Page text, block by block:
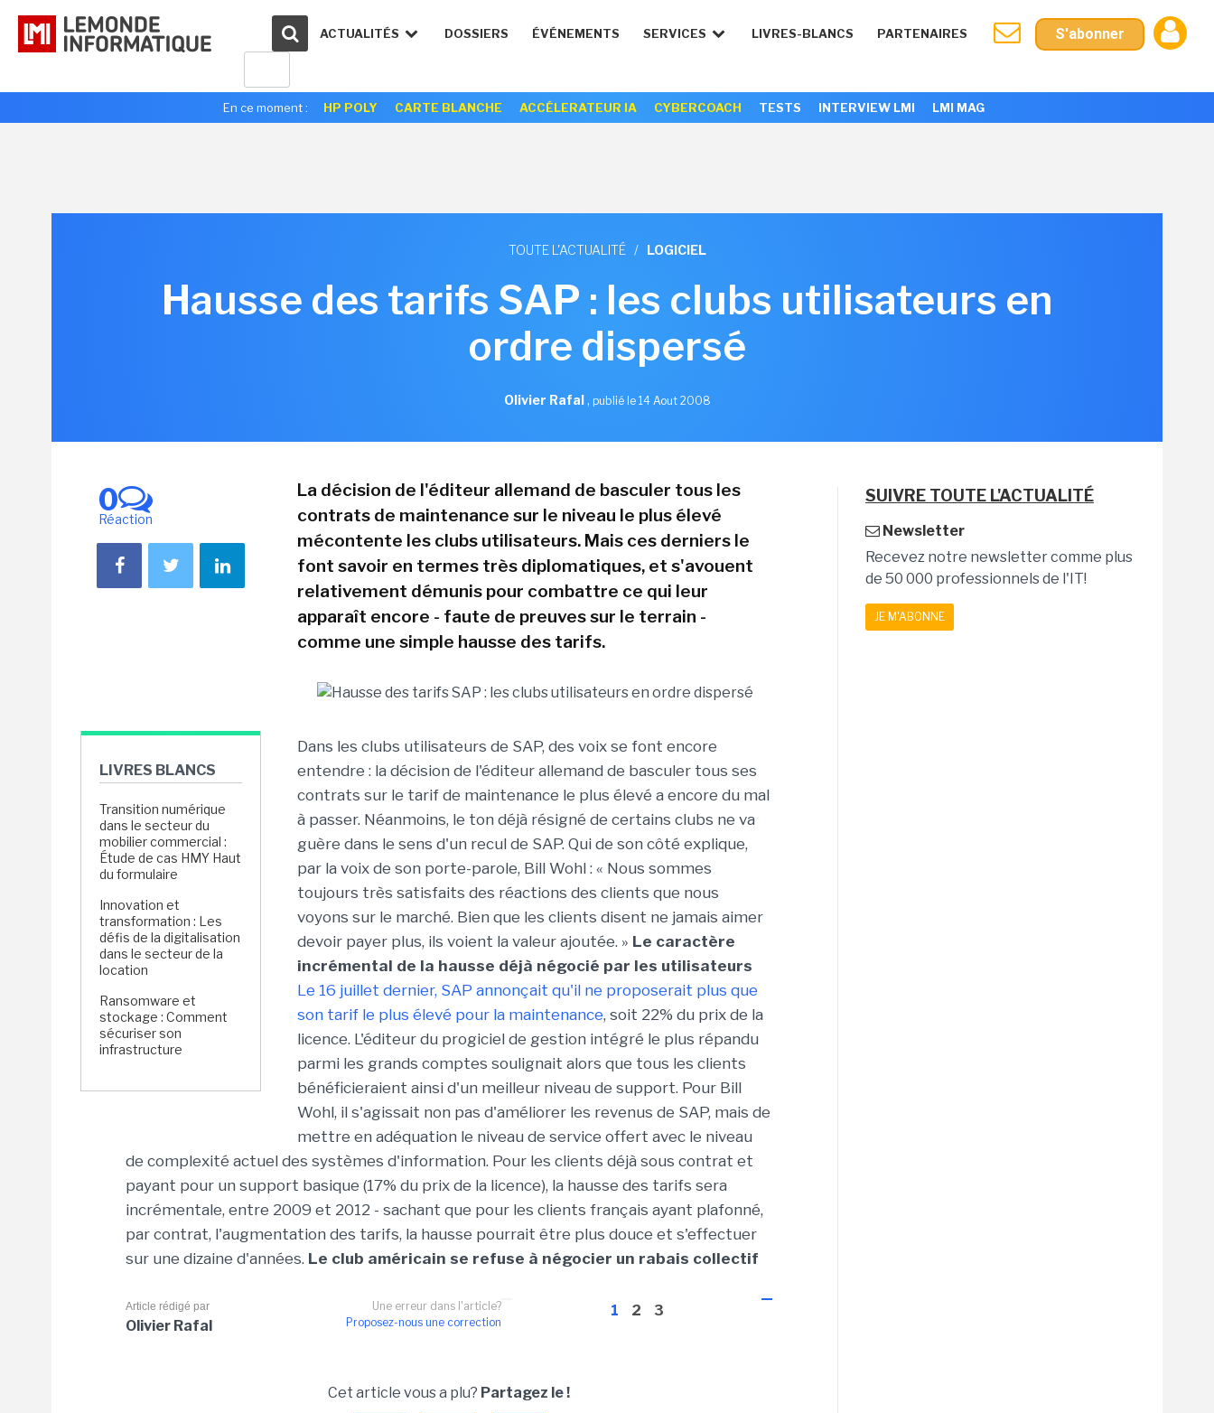
ACTUALITÉS DOSSIERS ÉVÉNEMENTS SERVICES LIVRES-BLANCS PARTENAIRES S'abonner
En ce moment : HP POLY CARTE BLANCHE ACCÉLERATEUR IA CYBERCOACH TESTS INTERVIEW LMI LMI MAG
TOUTE L'ACTUALITÉ / LOGICIEL
Hausse des tarifs SAP : les clubs utilisateurs en
ordre dispersé
Olivier Rafal, publié le 14 Aout 2008
0
Réaction
LIVRES BLANCS
Transition numérique
dans le secteur du
mobilier commercial :
Étude de cas HMY Haut
du formulaire
Innovation et
transformation : Les
défis de la digitalisation
dans le secteur de la
location
Ransomware et
stockage : Comment
sécuriser son
infrastructure
La décision de l'éditeur allemand de basculer tous les
contrats de maintenance sur le niveau le plus élevé
mécontente les clubs utilisateurs. Mais ces derniers le
font savoir en termes très diplomatiques, et s'avouent
relativement démunis pour combattre ce qui leur
apparaît encore - faute de preuves sur le terrain -
comme une simple hausse des tarifs.
Dans les clubs utilisateurs de SAP, des voix se font encore
entendre : la décision de l'éditeur allemand de basculer tous ses
contrats sur le tarif de maintenance le plus élevé a encore du mal
à passer. Néanmoins, le ton déjà résigné de certains clubs ne va
guère dans le sens d'un recul de SAP. Qui de son côté explique,
par la voix de son porte-parole, Bill Wohl : « Nous sommes
toujours très satisfaits des réactions des clients que nous
voyons sur le marché. Bien que les clients disent ne jamais aimer
devoir payer plus, ils voient la valeur ajoutée. » Le caractère
incrémental de la hausse déjà négocié par les utilisateurs
Le 16 juillet dernier, SAP annonçait qu'il ne proposerait plus que
son tarif le plus élevé pour la maintenance, soit 22% du prix de la
licence. L'éditeur du progiciel de gestion intégré le plus répandu
parmi les grands comptes soulignait alors que tous les clients
bénéficieraient ainsi d'un meilleur niveau de support. Pour Bill
Wohl, il s'agissait non pas d'améliorer les revenus de SAP, mais de
mettre en adéquation le niveau de service offert avec le niveau
de complexité actuel des systèmes d'information. Pour les clients déjà sous contrat et
payant pour un support basique (17% du prix de la licence), la hausse des tarifs sera
incrémentale, entre 2009 et 2012 - sachant que pour les clients français ayant plafonné,
par contrat, l'augmentation des tarifs, la hausse pourrait être plus douce et s'effectuer
sur une dizaine d'années. Le club américain se refuse à négocier un rabais collectif
1 2 3
Une erreur dans l'article?
Proposez-nous une correction
Article rédigé par
Olivier Rafal
Cet article vous a plu? Partagez le !
SUIVRE TOUTE L'ACTUALITÉ
Newsletter
Recevez notre newsletter comme plus
de 50 000 professionnels de l'IT!
JE M'ABONNE